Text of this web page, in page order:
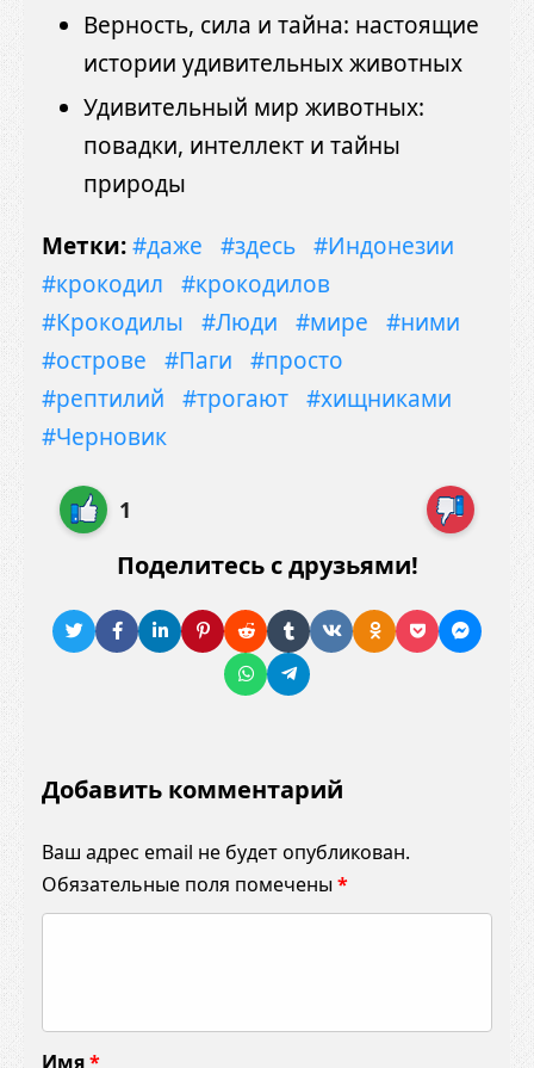
Верность, сила и тайна: настоящие
истории удивительных животных
Удивительный мир животных:
повадки, интеллект и тайны
природы
Метки:#даже #здесь #Индонезии
#крокодил
#крокодилов
#Крокодилы
#Люди #мире
#ними
#острове
#Паги
#просто
#рептилий
#трогают #хищниками
#Черновик
1
Поделитесь с друзьями!
Добавить комментарий
Ваш адрес email не будет опубликован.
Обязательные поля помечены *
м
Имя*